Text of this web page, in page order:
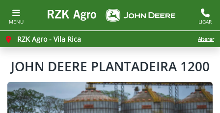
MENU LIGAR
RZK Agro - Vila Rica Alterar
JOHN DEERE PLANTADEIRA 1200